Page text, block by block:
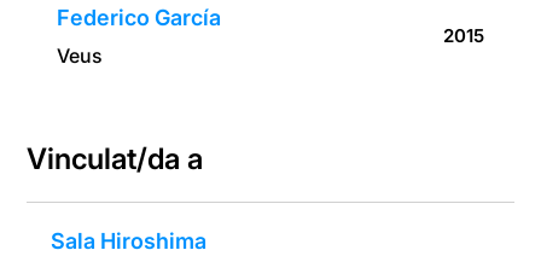
Federico García
Veus
2015
Vinculat/da a
Sala Hiroshima